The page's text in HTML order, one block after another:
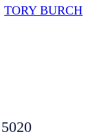
TORY BURCH